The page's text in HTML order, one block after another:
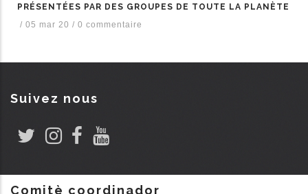
PRÉSENTÉES PAR DES GROUPES DE TOUTE LA PLANÈTE
/ 05 mar 20 / 0 commentaire
Suivez nous
Comitè coordinador